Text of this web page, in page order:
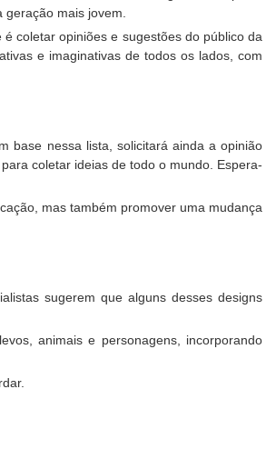
mais jovem.
coletar opiniões e sugestões do público da
e imaginativas de todos os lados, com
base nessa lista, solicitará ainda a opinião
coletar ideias de todo o mundo. Espera-
mas também promover uma mudança
sugerem que alguns desses designs
animais e personagens, incorporando